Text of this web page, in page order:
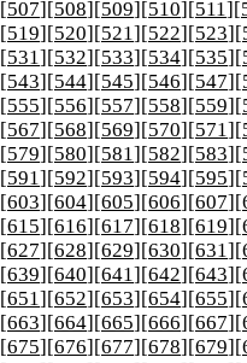
[507][508][509][510][511][
[519][520][521][522][523][
[531][532][533][534][535][
[543][544][545][546][547][
[555][556][557][558][559][
[567][568][569][570][571][
[579][580][581][582][583][
[591][592][593][594][595][
[603][604][605][606][607][
[615][616][617][618][619][
[627][628][629][630][631][
[639][640][641][642][643][
[651][652][653][654][655][
[663][664][665][666][667][
[675][676][677][678][679][